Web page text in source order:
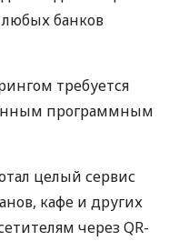
любых банков
требуется
программным
целый сервис
кафе и других
через QR-